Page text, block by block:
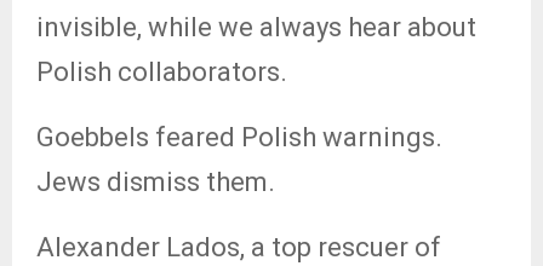
invisible, while we always hear about
Polish collaborators.
Goebbels feared Polish warnings.
Jews dismiss them.
Alexander Lados, a top rescuer of